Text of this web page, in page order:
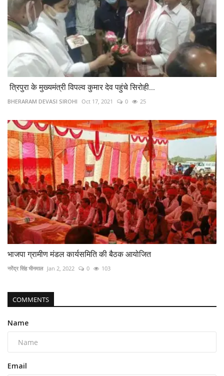
त्रिपुरा के मुख्यमंत्री विपल्व कुमार देव पहुंचे सिरोही...
BHERARAM DEVASI SIROHI Oct 17, 2021 0 25
भाजपा ग्रामीण मंडल कार्यसमिति की बैठक आयोजित
नरेंद्र सिंह भीनमाल Jan 2, 2022 0 103
COMMENTS
Name
Email